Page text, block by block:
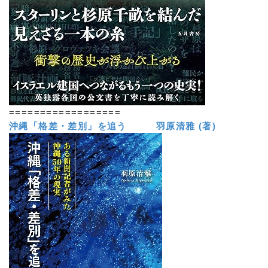
==================
沖縄「格差・差別」を追う 羽原清雅 (著)